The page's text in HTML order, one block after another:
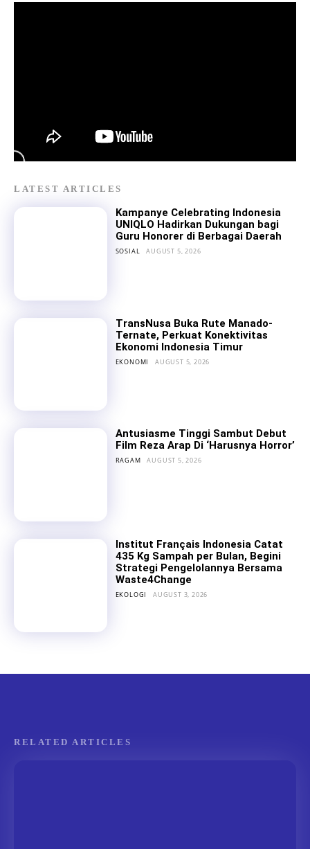
LATEST ARTICLES
Kampanye Celebrating Indonesia
UNIQLO Hadirkan Dukungan bagi
Guru Honorer di Berbagai Daerah
SOSIAL AUGUST 5, 2026
TransNusa Buka Rute Manado-
Ternate, Perkuat Konektivitas
Ekonomi Indonesia Timur
EKONOMI AUGUST 5, 2026
Antusiasme Tinggi Sambut Debut
Film Reza Arap Di ‘Harusnya Horror’
RAGAM AUGUST 5, 2026
Institut Français Indonesia Catat
435 Kg Sampah per Bulan, Begini
Strategi Pengelolannya Bersama
Waste4Change
EKOLOGI AUGUST 3, 2026
RELATED ARTICLES